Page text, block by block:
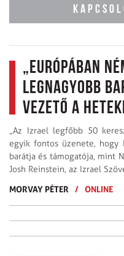
„Európában
legnagyobb
vezető a
„Az Izrael legfőbb 50
egyik fontos üzenete, hogy
barátja és támogatója, mint
Josh Reinstein, az Izrael
MORVAY PÉTER
/ ONLINE